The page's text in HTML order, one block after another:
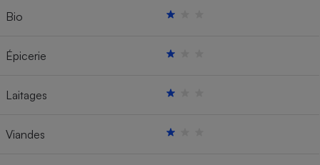
Bio
Épicerie
Laitages
Viandes